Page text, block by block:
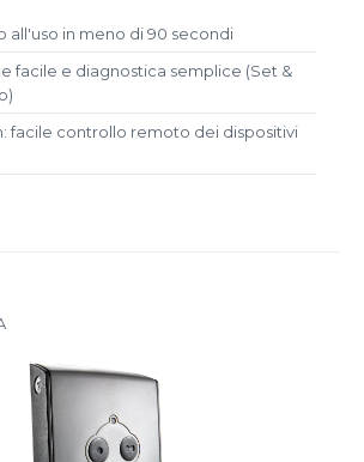
all'uso in meno di 90 secondi
facile e diagnostica semplice (Set &
facile controllo remoto dei dispositivi